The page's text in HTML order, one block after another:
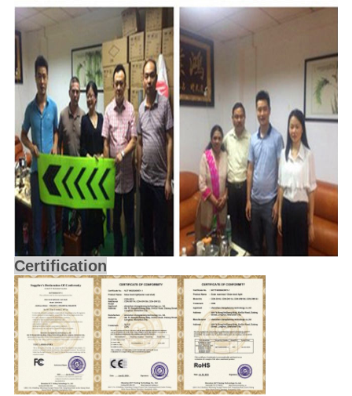
Certification